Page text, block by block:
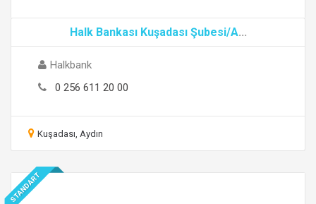
Halk Bankası Kuşadası Şubesi/A...
Halkbank
0 256 611 20 00
Kuşadası, Aydın
STANDART